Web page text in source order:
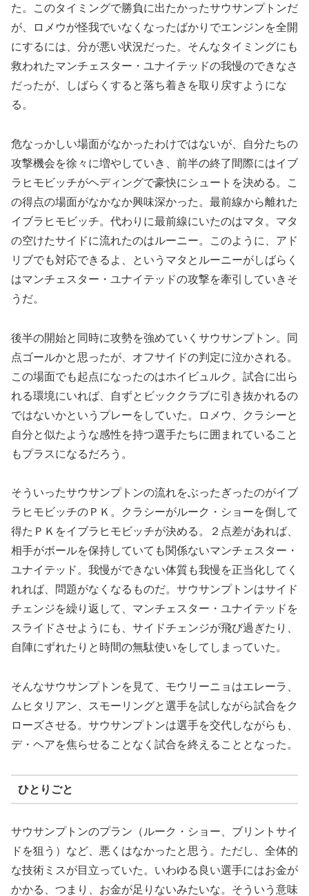
た。このタイミングで勝負に出たかったサウサンプトンだ
が、ロメウが怪我でいなくなったばかりでエンジンを全開
にするには、分が悪い状況だった。そんなタイミングにも
救われたマンチェスター・ユナイテッドの我慢のできなさ
だったが、しばらくすると落ち着きを取り戻すようにな
る。
危なっかしい場面がなかったわけではないが、自分たちの
攻撃機会を徐々に増やしていき、前半の終了間際にはイブ
ラヒモビッチがヘディングで豪快にシュートを決める。こ
の得点の場面がなかなか興味深かった。最前線から離れた
イブラヒモビッチ。代わりに最前線にいたのはマタ。マタ
の空けたサイドに流れたのはルーニー。このように、アド
リブでも対応できるよ、というマタとルーニーがしばらく
はマンチェスター・ユナイテッドの攻撃を牽引していきそ
うだ。
後半の開始と同時に攻勢を強めていくサウサンプトン。同
点ゴールかと思ったが、オフサイドの判定に泣かされる。
この場面でも起点になったのはホイビュルク。試合に出ら
れる環境にいれば、自ずとビッククラブに引き抜かれるの
ではないかというプレーをしていた。ロメウ、クラシーと
自分と似たような感性を持つ選手たちに囲まれていること
もプラスになるだろう。
そういったサウサンプトンの流れをぶったぎったのがイブ
ラヒモビッチのＰＫ。クラシーがルーク・ショーを倒して
得たＰＫをイブラヒモビッチが決める。２点差があれば、
相手がボールを保持していても関係ないマンチェスター・
ユナイテッド。我慢ができない体質も我慢を正当化してく
れれば、問題がなくなるものだ。サウサンプトンはサイド
チェンジを繰り返して、マンチェスター・ユナイテッドを
スライドさせようにも、サイドチェンジが飛び過ぎたり、
自陣にずれたりと時間の無駄使いをしてしまっていた。
そんなサウサンプトンを見て、モウリーニョはエレーラ、
ムヒタリアン、スモーリングと選手を試しながら試合をク
ローズさせる。サウサンプトンは選手を交代しながらも、
デ・ヘアを焦らせることなく試合を終えることとなった。
ひとりごと
サウサンプトンのプラン（ルーク・ショー、ブリントサイ
ドを狙う）など、悪くはなかったと思う。ただし、全体的
な技術ミスが目立っていた。いわゆる良い選手にはお金が
かかる、つまり、お金が足りないみたいな。そういう意味